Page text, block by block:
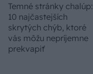
Temné stránky chalúp:
10 najčastejších
skrytých chýb, ktoré
vás môžu nepríjemne
prekvapiť